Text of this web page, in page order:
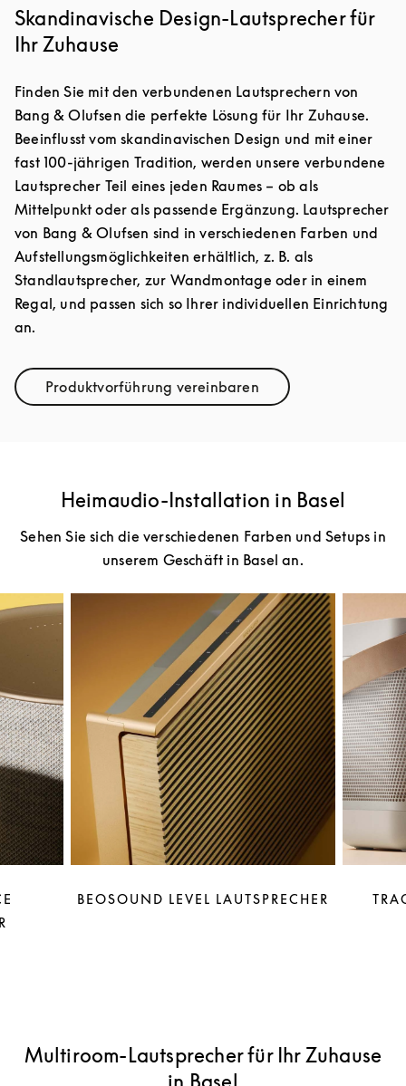
Skandinavische Design-Lautsprecher für
Ihr Zuhause
Finden Sie mit den verbundenen Lautsprechern von
Bang & Olufsen die perfekte Lösung für Ihr Zuhause.
Beeinflusst vom skandinavischen Design und mit einer
fast 100-jährigen Tradition, werden unsere verbundene
Lautsprecher Teil eines jeden Raumes – ob als
Mittelpunkt oder als passende Ergänzung. Lautsprecher
von Bang & Olufsen sind in verschiedenen Farben und
Aufstellungsmöglichkeiten erhältlich, z. B. als
Standlautsprecher, zur Wandmontage oder in einem
Regal, und passen sich so Ihrer individuellen Einrichtung
an.
Produktvorführung vereinbaren
Link Opens in New Tab
Heimaudio-Installation in Basel
Sehen Sie sich die verschiedenen Farben und Setups in
unserem Geschäft in Basel an.
BEOSOUND LEVEL LAUTSPRECHER
Multiroom-Lautsprecher für Ihr Zuhause